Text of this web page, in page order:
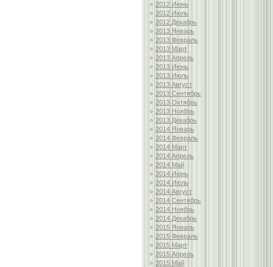
2012 Июнь
2012 Июль
2012 Декабрь
2013 Январь
2013 Февраль
2013 Март
2013 Апрель
2013 Июнь
2013 Июль
2013 Август
2013 Сентябрь
2013 Октябрь
2013 Ноябрь
2013 Декабрь
2014 Январь
2014 Февраль
2014 Март
2014 Апрель
2014 Май
2014 Июнь
2014 Июль
2014 Август
2014 Сентябрь
2014 Ноябрь
2014 Декабрь
2015 Январь
2015 Февраль
2015 Март
2015 Апрель
2015 Май